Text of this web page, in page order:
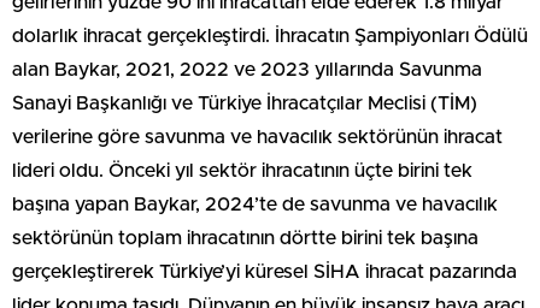
dolarlık ihracat gerçekleştirdi. İhracatın Şampiyonları Ödülü
alan Baykar, 2021, 2022 ve 2023 yıllarında Savunma
Sanayi Başkanlığı ve Türkiye İhracatçılar Meclisi (TİM)
verilerine göre savunma ve havacılık sektörünün ihracat
lideri oldu. Önceki yıl sektör ihracatının üçte birini tek
başına yapan Baykar, 2024’te de savunma ve havacılık
sektörünün toplam ihracatının dörtte birini tek başına
gerçekleştirerek Türkiye’yi küresel SİHA ihracat pazarında